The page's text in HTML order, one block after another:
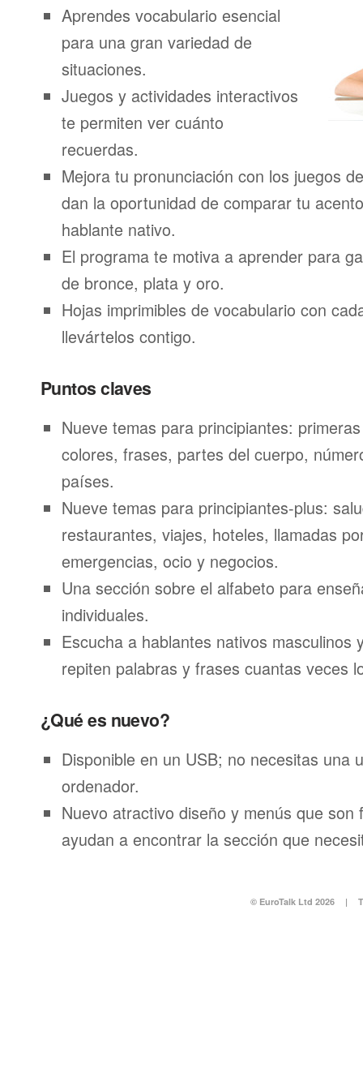
Aprendes vocabulario esencial
para una gran variedad de
situaciones.
Juegos y actividades interactivos
te permiten ver cuánto
recuerdas.
Mejora tu pronunciación con los juegos
dan la oportunidad de comparar tu
hablante nativo.
El programa te motiva a aprender para
de bronce, plata y oro.
Hojas imprimibles de vocabulario con
llevártelos contigo.
Puntos claves
Nueve temas para principiantes:
colores, frases, partes del cuerpo,
países.
Nueve temas para principiantes-plus:
restaurantes, viajes, hoteles, llamadas
emergencias, ocio y negocios.
Una sección sobre el alfabeto para
individuales.
Escucha a hablantes nativos masculinos
repiten palabras y frases cuantas veces
¿Qué es nuevo?
Disponible en un USB; no necesitas una
ordenador.
Nuevo atractivo diseño y menús que son
ayudan a encontrar la sección que
© EuroTalk Ltd 2026 |